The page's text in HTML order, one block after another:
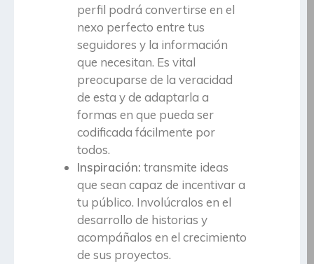
perfil podrá convertirse en el
nexo perfecto entre tus
seguidores y la información
que necesitan. Es vital
preocuparse de la veracidad
de esta y de adaptarla a
formas en que pueda ser
codificada fácilmente por
todos.
Inspiración: transmite ideas
que sean capaz de incentivar a
tu público. Involúcralos en el
desarrollo de historias y
acompáñalos en el crecimiento
de sus proyectos.